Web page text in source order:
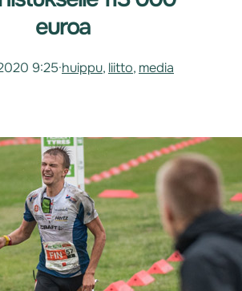
euroa
9:25·huippu, liitto, media